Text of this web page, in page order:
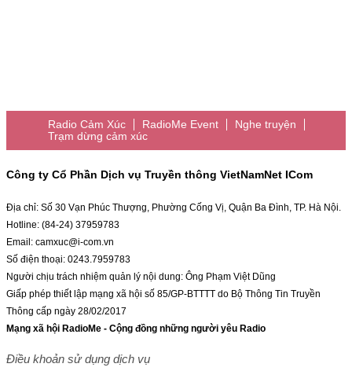
Radio Cảm Xúc RadioMe Event
Nghe truyện
Trạm dừng cảm xúc
Công ty Cổ Phần Dịch vụ Truyền thông VietNamNet ICom
Địa chỉ: Số 30 Vạn Phúc Thượng, Phường Cống Vị, Quận Ba Đình, TP. Hà Nội.
Hotline: (84-24) 37959783
Email: camxuc@i-com.vn
Số điện thoại: 0243.7959783
Người chịu trách nhiệm quản lý nội dung: Ông Phạm Việt Dũng
Giấp phép thiết lập mạng xã hội số 85/GP-BTTTT do Bộ Thông Tin Truyền
Thông cấp ngày 28/02/2017
Mạng xã hội RadioMe - Cộng đồng những người yêu Radio
Điều khoản sử dụng dịch vụ